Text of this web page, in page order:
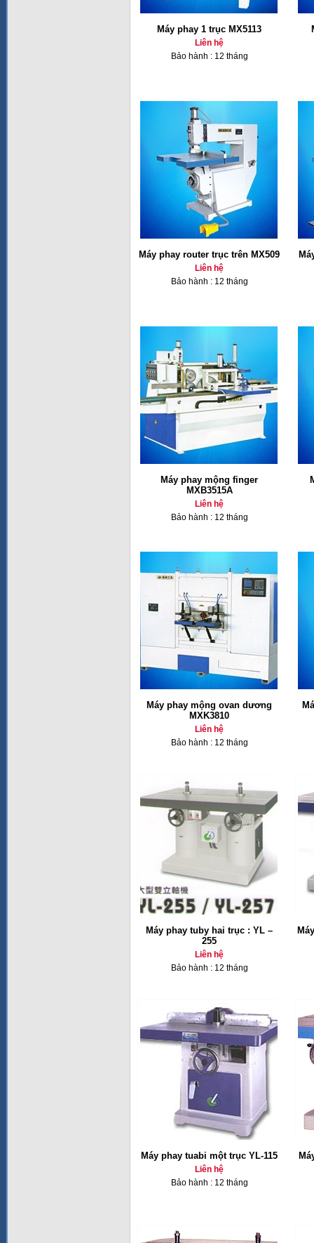
Máy phay 1 trục MX5113
Liên hệ
Bảo hành : 12 tháng
Máy phay router trục trên MX509
Liên hệ
Bảo hành : 12 tháng
Máy phay mộng finger
MXB3515A
Liên hệ
Bảo hành : 12 tháng
Máy phay mộng ovan dương
MXK3810
Liên hệ
Bảo hành : 12 tháng
Máy phay tuby hai trục : YL –
255
Liên hệ
Bảo hành : 12 tháng
Máy phay tuabi một trục YL-115
Liên hệ
Bảo hành : 12 tháng